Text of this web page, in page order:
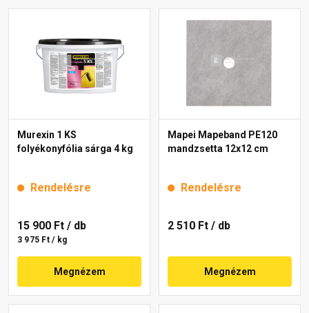
Murexin 1 KS
folyékonyfólia sárga 4 kg
Rendelésre
15 900 Ft / db
3 975 Ft / kg
Megnézem
Mapei Mapeband PE120
mandzsetta 12x12 cm
Rendelésre
2 510 Ft / db
Megnézem